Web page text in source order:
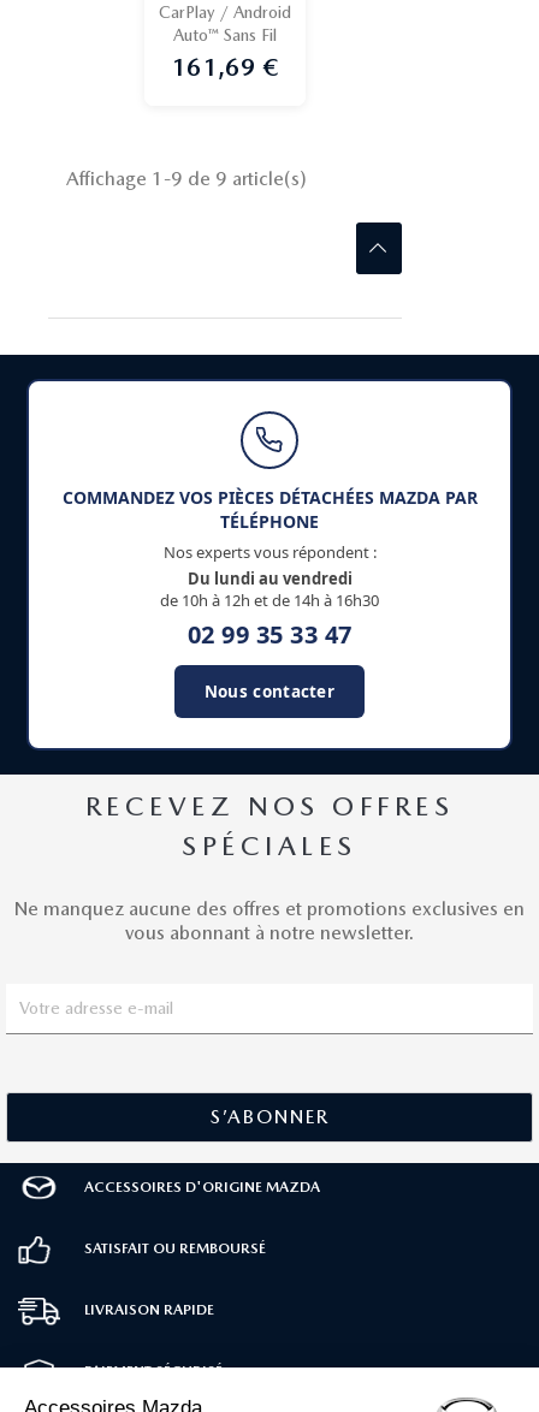
CarPlay / Android
Auto™ Sans Fil
Prix
161,69 €
Affichage 1-9 de 9 article(s)
COMMANDEZ VOS PIÈCES DÉTACHÉES MAZDA PAR
TÉLÉPHONE
Nos experts vous répondent :
Du lundi au vendredi
de 10h à 12h et de 14h à 16h30
02 99 35 33 47
Nous contacter
RECEVEZ NOS OFFRES
SPÉCIALES
Ne manquez aucune des offres et promotions exclusives en
vous abonnant à notre newsletter.
ACCESSOIRES D'ORIGINE MAZDA
SATISFAIT OU REMBOURSÉ
LIVRAISON RAPIDE
PAIEMENT SÉCURISÉ